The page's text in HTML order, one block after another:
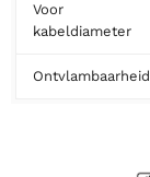
Voor
kabeldiameter
Ontvlambaarheid